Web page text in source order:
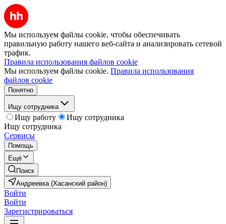
Мы используем файлы cookie, чтобы обеспечивать
правильную работу нашего веб-сайта и анализировать сетевой
трафик.
Правила использования файлов cookie
Мы используем файлы cookie. Правила использования
файлов cookie
Понятно
Ищу сотрудника
Ищу работу
Ищу сотрудника
Ищу сотрудника
Сервисы
Помощь
Ещё
Поиск
Андреевка (Хасанский район)
Войти
Войти
Зарегистрироваться